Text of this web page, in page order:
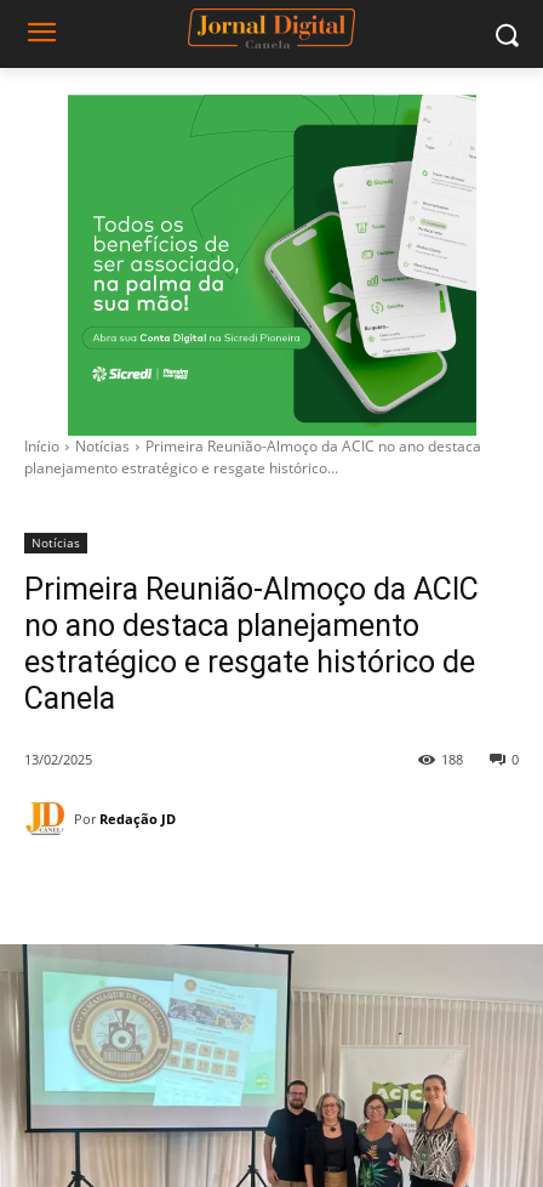
Início Notícias
Primeira Reunião-Almoço da ACIC no ano destaca
planejamento estratégico e resgate histórico...
Notícias
Primeira Reunião-Almoço da ACIC
no ano destaca planejamento
estratégico e resgate histórico de
Canela
13/02/2025 0
188
Por Redação JD